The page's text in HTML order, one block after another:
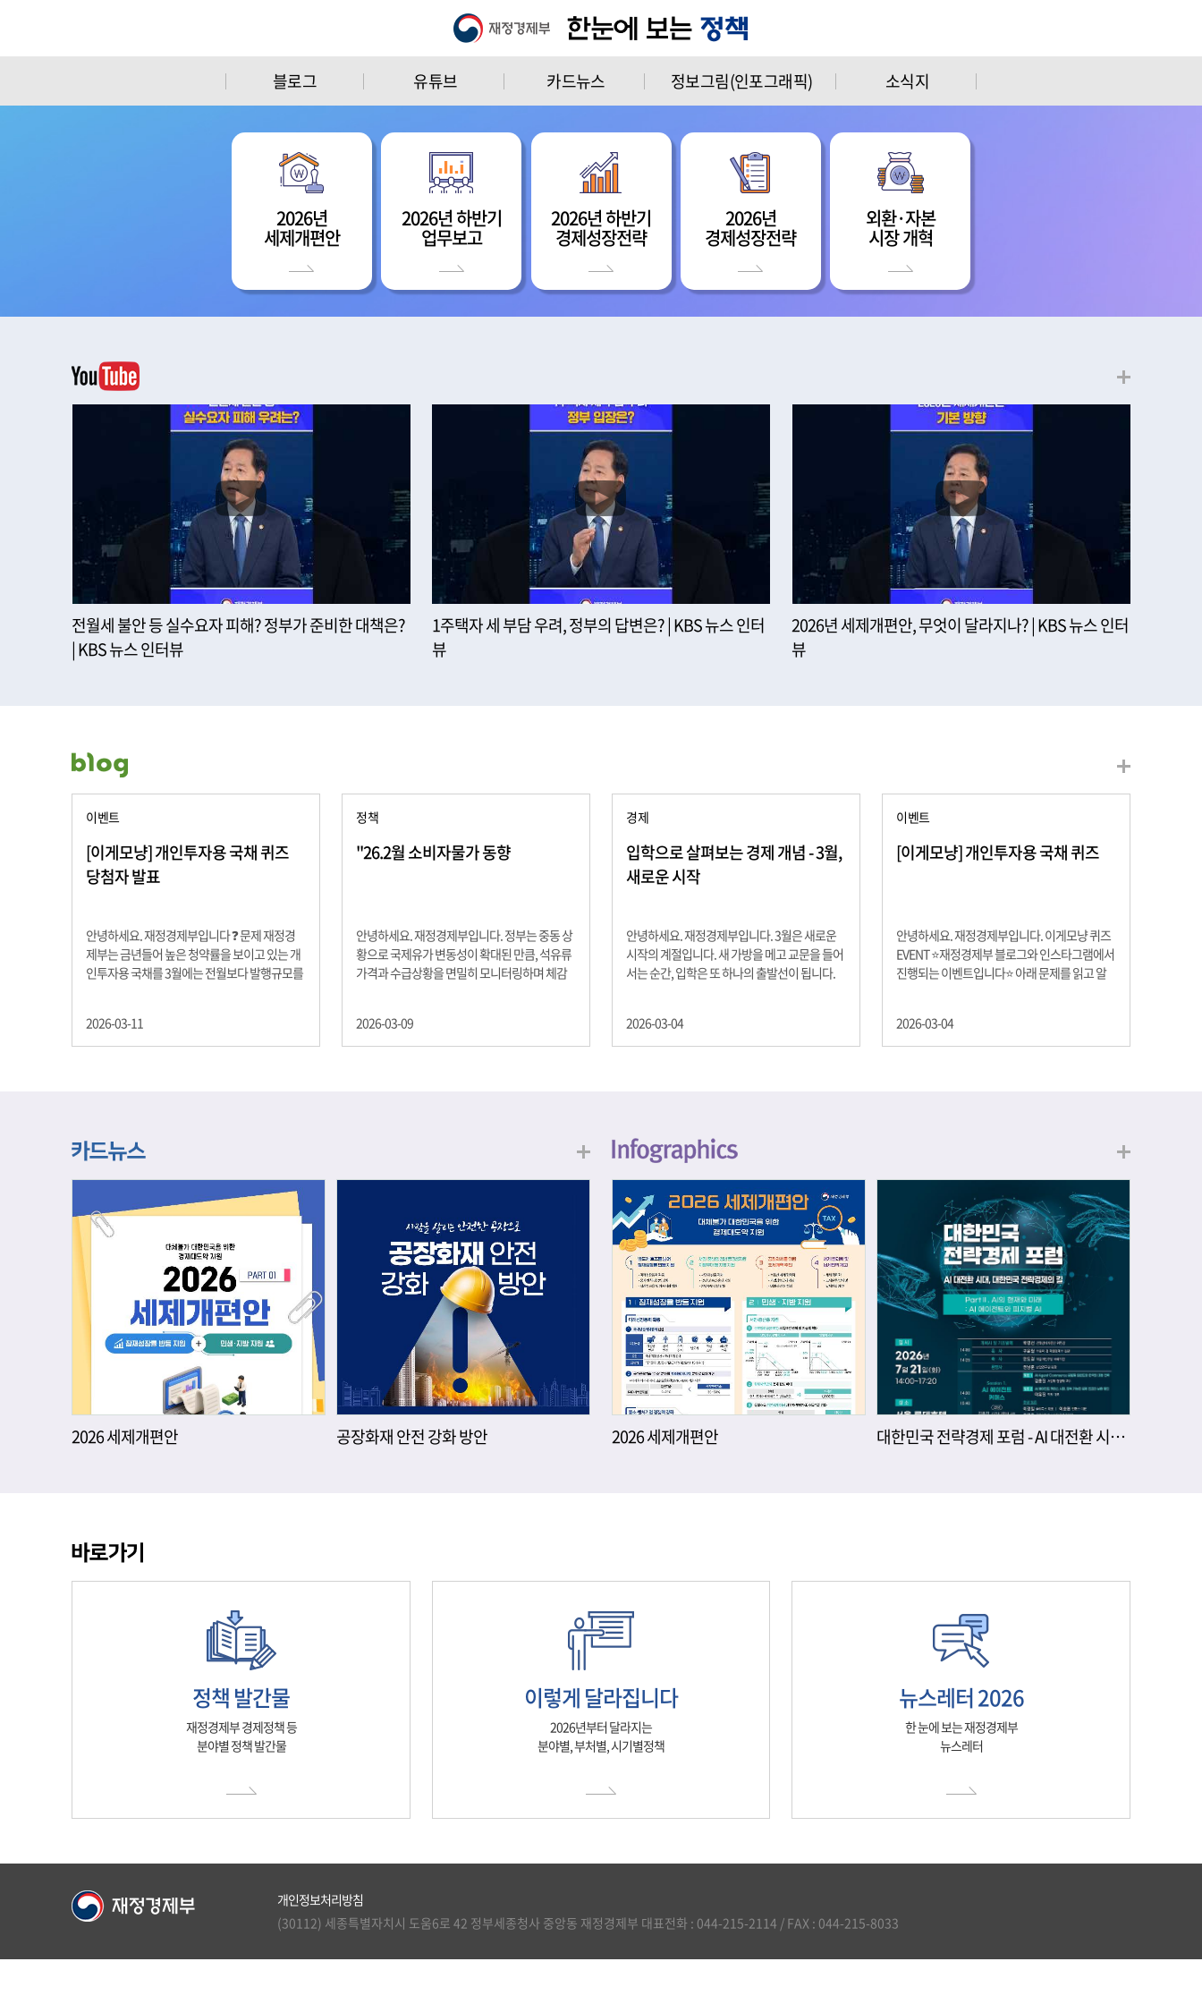
블로그 유튜브 카드뉴스 정보그림(인포그래픽) 소식지
2026년
세제개편안
2026년 하반기
업무보고
2026년 하반기
경제성장전략
2026년
경제성장전략
외환·자본
시장 개혁
전월세 불안 등 실수요자 피해? 정부가 준비한 대책은?
| KBS 뉴스 인터뷰
1주택자 세 부담 우려, 정부의 답변은? | KBS 뉴스 인터
뷰
2026년 세제개편안, 무엇이 달라지나? | KBS 뉴스 인터
뷰
이벤트
[이게모냥] 개인투자용 국채 퀴즈
당첨자 발표
안녕하세요. 재정경제부입니다 ❓ 문제 재정경
제부는 금년들어 높은 청약률을 보이고 있는 개
인투자용 국채를 3월에는 전월보다 발행규모를
년물 900억원, 20년물 300억원입니다. 그렇다
면 3월 개인투자용 국채의 총 발행 예정 금액은
은 인스타그램 개별 DM으로 폼링크를 전달드립
니다.
2026-03-11
정책
"26.2월 소비자물가 동향
안녕하세요. 재정경제부입니다. 정부는 중동 상
황으로 국제유가 변동성이 확대된 만큼, 석유류
가격과 수급상황을 면밀히 모니터링하며 체감
고 추세적 흐름을 보여주는 근원물가는 2.3% 상
승 향후 지정학적 요인, 기상여건 등 불확실성이
2026-03-09
경제
입학으로 살펴보는 경제 개념 - 3월,
새로운 시작
안녕하세요. 재정경제부입니다. 3월은 새로운
시작의 계절입니다. 새 가방을 메고 교문을 들어
서는 순간, 입학은 또 하나의 출발선이 됩니다.
음이기도 합니다. 입학이라는 순간을 경제의 시
각으로 바라보면, 우리는 한 가지 중요한 개념을
식, 친구들과의 협업, 다양한 활동 속에서 얻는
문제 해결 경험은 모두 개인의 역량으로 축적됩
니다. 경제학에서는 이.......
2026-03-04
이벤트
[이게모냥] 개인투자용 국채 퀴즈
안녕하세요. 재정경제부입니다. 이게모냥 퀴즈
EVENT ⭐재정경제부 블로그와 인스타그램에서
진행되는 이벤트입니다⭐ 아래 문제를 읽고 알
자용 국채를 3월에는 전월보다 발행규모를 100
억원 확대합니다. 2026년 3월에 발행 예정인 ⎾
폰 (60명) 참여.......
2026-03-04
2026 세제개편안 공장화재 안전 강화 방안 2026 세제개편안 대한민국 전략경제 포럼 - AI 대전환 시대, 대한민국 전략경제의 길
정책 발간물
재정경제부 경제정책 등
분야별 정책 발간물
이렇게 달라집니다
2026년부터 달라지는
분야별, 부처별, 시기별정책
뉴스레터 2026
한 눈에 보는 재정경제부
뉴스레터
개인정보처리방침
(30112) 세종특별자치시 도움6로 42 정부세종청사 중앙동 재정경제부 대표전화 : 044-215-2114 / FAX : 044-215-8033